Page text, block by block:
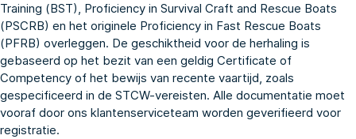
Training (BST), Proficiency in Survival Craft and Rescue Boats
(PSCRB) en het originele Proficiency in Fast Rescue Boats
(PFRB) overleggen. De geschiktheid voor de herhaling is
gebaseerd op het bezit van een geldig Certificate of
Competency of het bewijs van recente vaartijd, zoals
gespecificeerd in de STCW-vereisten. Alle documentatie moet
vooraf door ons klantenserviceteam worden geverifieerd voor
registratie.